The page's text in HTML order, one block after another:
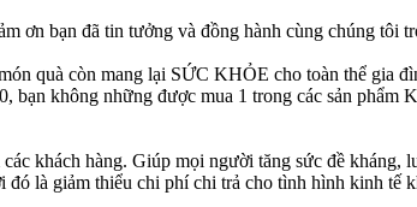
ơn bạn đã tin tưởng và đồng hành cùng chúng tôi
quà còn mang lại SỨC KHỎE cho toàn thể gia
bạn không những được mua 1 trong các sản
hàng. Giúp mọi người tăng sức đề kháng,
là giảm thiểu chi phí chi trả cho tình hình kinh tế